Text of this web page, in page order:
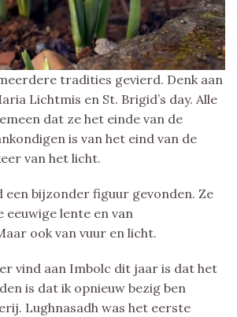
tradities gevierd. Denk aan
Lichtmis en St. Brigid’s day. Alle
dat ze het einde van de
is van het eind van de
van het licht.
een bijzonder figuur gevonden. Ze
eeuwige lente en van
ook van vuur en licht.
vind aan Imbolc dit jaar is dat het
is dat ik opnieuw bezig ben
Lughnasadh was het eerste